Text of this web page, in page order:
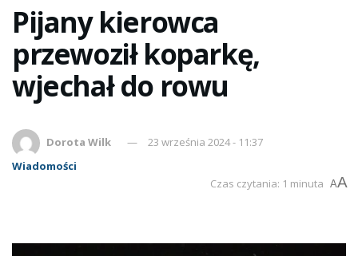
Pijany kierowca
przewoził koparkę,
wjechał do rowu
Dorota Wilk
23 września 2024 - 11:37
Wiadomości
Czas czytania: 1 minuta AA